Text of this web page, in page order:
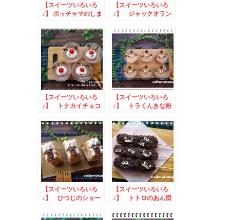
【スイーツいろいろ
♪】 ポッチャマのしま
【スイーツいろいろ
♪】 ジャックオラン
【スイーツいろいろ
♪】 トナカイチョコ
【スイーツいろいろ
♪】 トラくんきな粉
【スイーツいろいろ
♪】 ひつじのショー
【スイーツいろいろ
♪】 トトロのあん団